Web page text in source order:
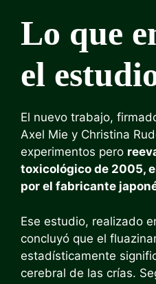
Lo que
el
El nuevo trabajo,
Axel Mie y Christina
experimentos pero
toxicológico de 2005,
por el fabricante
Ese estudio, realizado
concluyó que el
estadísticamente
cerebral de las crías.